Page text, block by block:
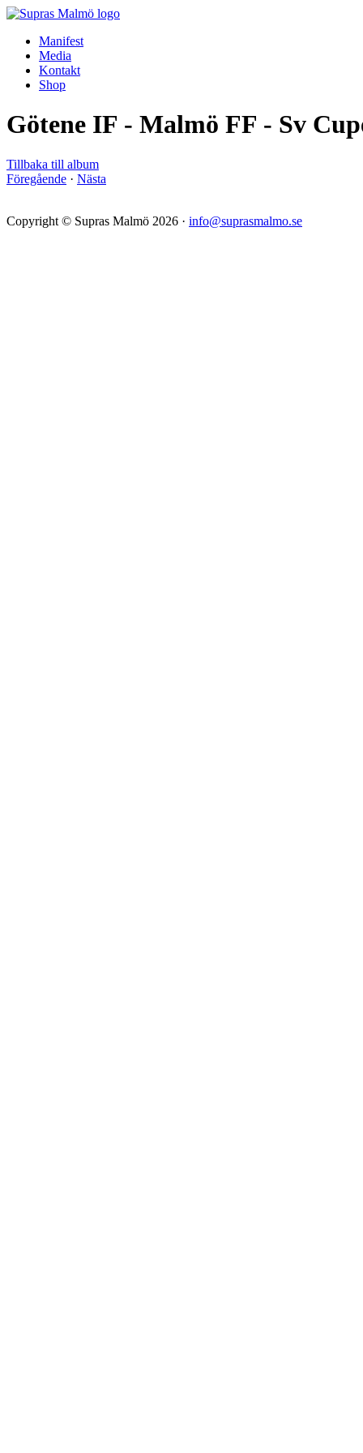
Manifest
Media
Kontakt
Shop
Götene IF - Malmö FF - Sv
Tillbaka till album
Föregående · Nästa
Copyright © Supras Malmö 2026 · info@suprasmalmo.se